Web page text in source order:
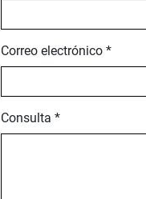
Correo electrónico *
Consulta *